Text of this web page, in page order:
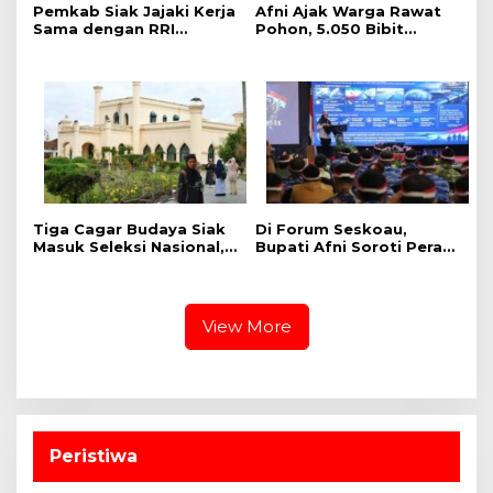
Pemkab Siak Jajaki Kerja
Sama dengan RRI
Nasional
Afni Ajak Warga Rawat
Pohon, 5.050 Bibit
Tiga Cagar Budaya Siak
Masuk Seleksi Nasional,
Di Forum Seskoau,
Bupati Afni Soroti Peran
View More
Peristiwa